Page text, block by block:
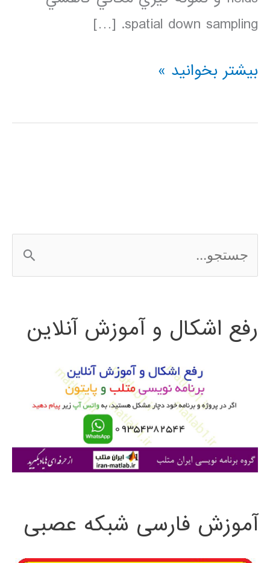
spatial down sampling. […]
فیلم
شبکه
بیشتر بخوانید »
س
ج
ی
رفع اشکال و آموزش آنلاین
آموزش فارسی شبکه عصبی